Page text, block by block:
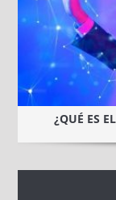
¿QUÉ ES